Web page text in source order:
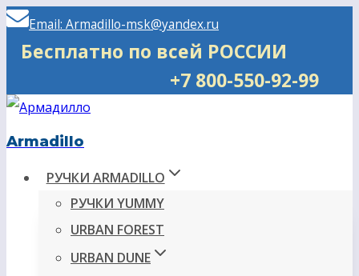
Перейти
Email: Armadillo-msk@yandex.ru
Бесплатно по всей РОССИИ
+7 800-550-92-99
Armadillo
РУЧКИ ARMADILLO
РУЧКИ YUMMY
URBAN FOREST
URBAN DUNE